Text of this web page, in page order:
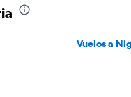
Vuelos a